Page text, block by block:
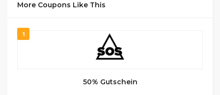
More Coupons Like This
1
50% Gutschein